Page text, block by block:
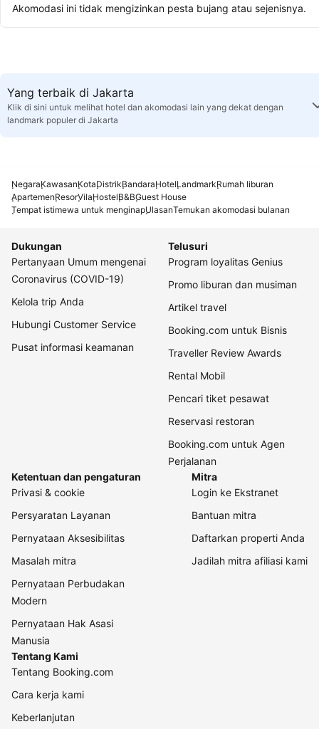
Akomodasi ini tidak mengizinkan pesta bujang atau sejenisnya.
Yang terbaik di Jakarta
Klik di sini untuk melihat hotel dan akomodasi lain yang dekat dengan
landmark populer di Jakarta
NegaraKawasanKotaDistrikBandaraHotelLandmarkRumah liburan
ApartemenResorVilaHostelB&BGuest House
Tempat istimewa untuk menginapUlasanTemukan akomodasi bulanan
Dukungan
Pertanyaan Umum mengenai
Coronavirus (COVID-19)
Kelola trip Anda
Hubungi Customer Service
Pusat informasi keamanan
Telusuri
Program loyalitas Genius
Promo liburan dan musiman
Artikel travel
Booking.com untuk Bisnis
Traveller Review Awards
Rental Mobil
Pencari tiket pesawat
Reservasi restoran
Booking.com untuk Agen
Perjalanan
Ketentuan dan pengaturan
Privasi & cookie
Persyaratan Layanan
Pernyataan Aksesibilitas
Masalah mitra
Pernyataan Perbudakan
Modern
Pernyataan Hak Asasi
Manusia
Mitra
Login ke Ekstranet
Bantuan mitra
Daftarkan properti Anda
Jadilah mitra afiliasi kami
Tentang Kami
Tentang Booking.com
Cara kerja kami
Keberlanjutan